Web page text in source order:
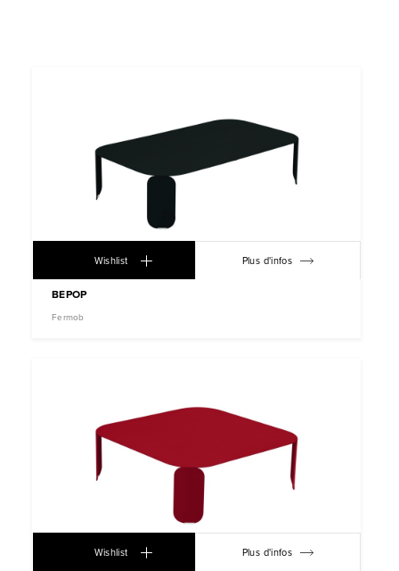
Wishlist Plus d'infos
BEPOP
Fermob
Wishlist Plus d'infos